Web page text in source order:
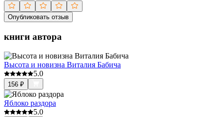
Опубликовать отзыв
книги автора
Высота и новизна Виталия Бабича
5.0
156 ₽
Яблоко раздора
5.0